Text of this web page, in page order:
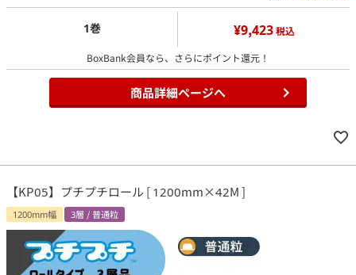
1巻 ¥9,423 税込
BoxBank会員なら、さらにポイント還元！
商品詳細ページへ
【KP05】プチプチロール [ 1200mm×42M ]
1200mm幅 3層 / 普通粒